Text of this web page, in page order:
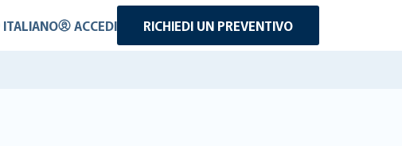
ITALIANO ACCEDI RICHIEDI UN PREVENTIVO